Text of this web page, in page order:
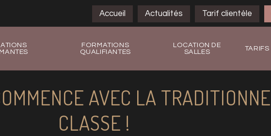
Accueil Actualités Tarif clientèle
FORMATIONS
QUALIFIANTES
LOCATION DE
SALLES
TARIFS
AVEC LA
CLASSE !